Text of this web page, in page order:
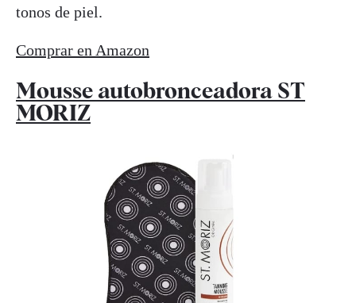
tonos de piel.
Comprar en Amazon
Mousse autobronceadora ST
MORIZ